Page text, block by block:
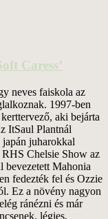
Caress’
neves faiskola az
1997-ben
aki bejárta
ItSaul Plantnál
juharokkal
Chelsie Show az
bevezetett Mahonia
fedezték fel és Ozzie
Ez a növény nagyon
ránézni és már
légies,